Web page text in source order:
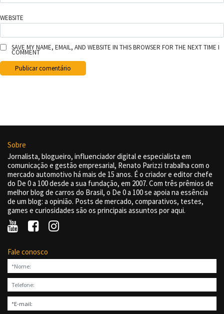
WEBSITE
SAVE MY NAME, EMAIL, AND WEBSITE IN THIS BROWSER FOR THE NEXT TIME I
COMMENT
Sobre
Jornalista, blogueiro, influenciador digital e especialista em
comunicação e gestão empresarial, Renato Parizzi trabalha com o
mercado automotivo há mais de 15 anos. É o criador e editor chefe
do De 0 a 100 desde a sua fundação, em 2007. Com três prêmios de
melhor blog de carros do Brasil, o De 0 a 100 se apoia na essência
de um blog: a opinião. Posts de mercado, comparativos, testes,
games e curiosidades são os principais assuntos por aqui.
Fale conosco